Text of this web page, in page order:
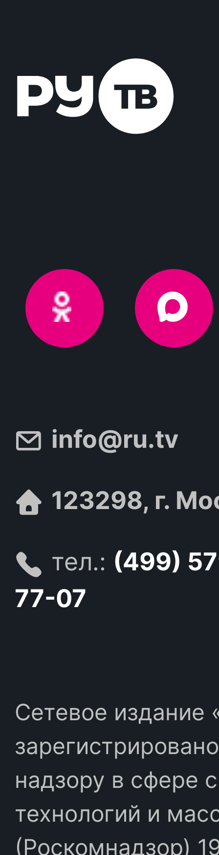
info@ru.tv
123298, г.
тел.: (499)
77-07
Сетевое издание
надзору в сфере
технологий и
(Роскомнадзор)